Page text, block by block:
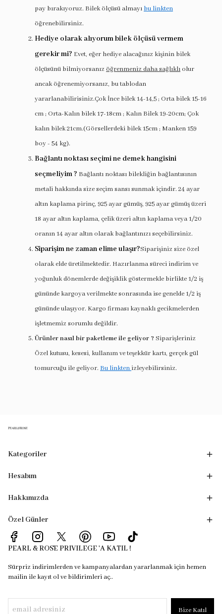
pay bırakıyoruz. Bilek ölçüsü almayı bu linkten
öğrenebilirsiniz.
Hediye olarak alıyorum bilek ölçüsü vermem
gerekir mi? Evet, eğer hediye alacağınız kişinin bilek
ölçüsünü bilmiyorsanız öğrenmeniz daha sağlıklı olur
ancak öğrenemiyorsanız, bu tablodan
yararlanabilirisiniz.Çok İnce bilek 14-14,5 ; Orta bilek 15-16
cm ; Orta-Kalın bilek 17-18cm ; Kalın Bilek 19-20cm; Çok
kalın bilek 21cm.(Görsellerdeki bilek 15cm ; Manken 159
boy - 54 kg).
Bağlantı noktası seçimi ne demek hangisini
seçmeliyim ? Bağlantı noktası bilekliğin bağlantısının
metali hakkında size seçim sansı sunmak içindir. 24 ayar
altın kaplama pirinç, 925 ayar gümüş, 925 ayar gümüş üzeri
18 ayar altın kaplama, çelik üzeri altın kaplama veya 1/20
oranın 14 ayar altın olarak bağlantınızı seçebilirsiniz.
Siparişim ne zaman elime ulaşır?Siparişiniz size özel
olarak elde üretilmektedir. Hazırlanma süreci indirim ve
yoğunluk dönemlerde değişiklik göstermekle birlikte 1/2 iş
gününde kargoya verilmekte sonrasında ise genelde 1/2 iş
gününde ulaşıyor. Kargo firması kaynaklı gecikmelerden
işletmemiz sorumlu değildir.
Ürünler nasıl bir paketleme ile geliyor ? Siparişleriniz
Özel kutusu, kesesi, kullanım ve teşekkür kartı, gerçek gül
tomurcuğu ile geliyor. Bu linkten izleyebilirsiniz.
Kategoriler
Hesabım
Hakkımızda
Özel Günler
PEARL & ROSE PRIVILEGE 'A KATIL !
Sürpriz indirimlerden ve kampanyalardan yararlanmak için hemen
mailin ile kayıt ol ve bildirimleri aç..
Bize Katıl